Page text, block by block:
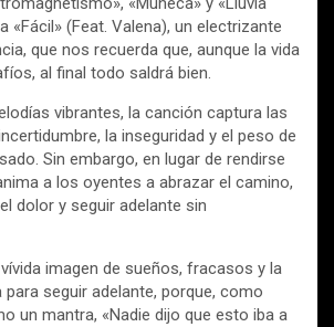
«Fácil» (Feat. Valena), un electrizante
que nos recuerda que, aunque la vida
al final todo saldrá bien.
vibrantes, la canción captura las
la inseguridad y el peso de
Sin embargo, en lugar de rendirse
a los oyentes a abrazar el camino,
dolor y seguir adelante sin
imagen de sueños, fracasos y la
para seguir adelante, porque, como
un mantra, «Nadie dijo que esto iba a